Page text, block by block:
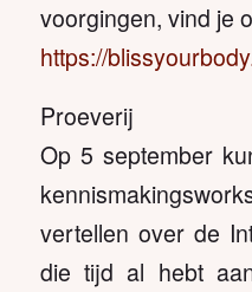
voorgingen, vind je
https://
Proeverij
Op 5 september
vertellen over de
die tijd al hebt